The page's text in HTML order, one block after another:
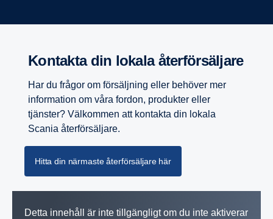
Kontakta din lokala återför­säl­jare
Har du frågor om försäljning eller behöver mer
information om våra fordon, produkter eller
tjänster? Välkommen att kontakta din lokala
Scania återförsäljare.
Hitta din närmaste återförsäljare här
Detta innehåll är inte tillgängligt om du inte aktiverar